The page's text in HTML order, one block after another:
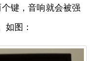
键，音响就会被强
如图：